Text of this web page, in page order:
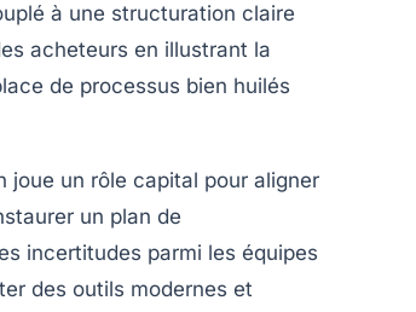
à une structuration claire
acheteurs en illustrant la
de processus bien huilés
joue un rôle capital pour aligner
un plan de
incertitudes parmi les équipes
des outils modernes et